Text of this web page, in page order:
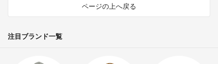
ページの上へ戻る
注目ブランド一覧